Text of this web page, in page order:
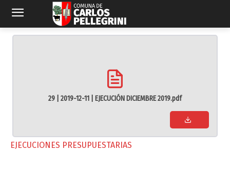
EJECUCIONES PRESUPUESTARIAS
29 | 2019-12-11 | EJECUCIÓN DICIEMBRE 2019.pdf